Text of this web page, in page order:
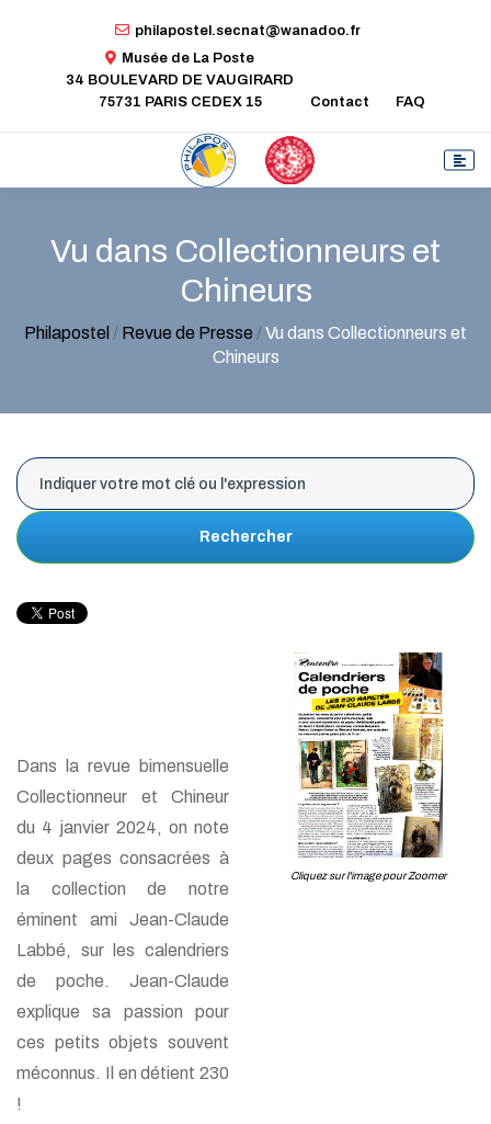
philapostel.secnat@wanadoo.fr
Musée de La Poste
34 BOULEVARD DE VAUGIRARD
75731 PARIS CEDEX 15
Contact FAQ
Vu dans Collectionneurs et
Chineurs
Philapostel / Revue de Presse /Vu dans Collectionneurs et
Chineurs
Rechercher
Dans la revue bimensuelle
Collectionneur et Chineur
du 4 janvier 2024, on note
deux pages consacrées à
la collection de notre
éminent ami Jean-Claude
Labbé, sur les calendriers
de poche. Jean-Claude
explique sa passion pour
ces petits objets souvent
méconnus. Il en détient 230
!
Cliquez sur l'image pour Zoomer